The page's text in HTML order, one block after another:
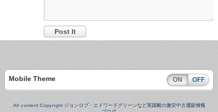
Mobile Theme ON OFF
All content Copyright ジョンロブ・エドワードグリーンなど英国靴の激安中古通販情報